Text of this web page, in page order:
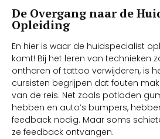
De Overgang naar de
Opleiding
En hier is waar de huidspecialist
komt! Bij het leren van technieken
ontharen of tattoo verwijderen, is
cursisten begrijpen dat fouten
van de reis. Net zoals potloden
hebben en auto’s bumpers,
feedback nodig. Maar soms
ze feedback ontvangen.